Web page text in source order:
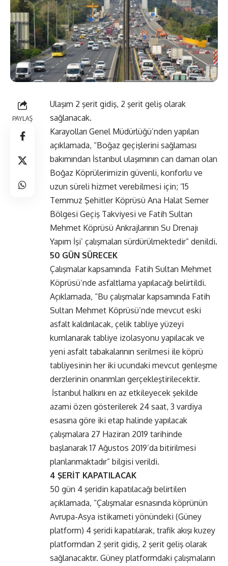
PAYLAŞ
Ulaşım 2 şerit gidiş, 2 şerit geliş olarak
sağlanacak.
Karayolları Genel Müdürlüğü’nden yapılan
açıklamada, “Boğaz geçişlerini sağlaması
bakımından İstanbul ulaşımının can damarı olan
Boğaz Köprülerimizin güvenli, konforlu ve
uzun süreli hizmet verebilmesi için; ’15
Temmuz Şehitler Köprüsü Ana Halat Semer
Bölgesi Geçiş Takviyesi ve Fatih Sultan
Mehmet Köprüsü Ankrajlarının Su Drenajı
Yapım İşi’ çalışmaları sürdürülmektedir” denildi.
50 GÜN SÜRECEK
Çalışmalar kapsamında Fatih Sultan Mehmet
Köprüsü’nde asfaltlama yapılacağı belirtildi.
Açıklamada, “Bu çalışmalar kapsamında Fatih
Sultan Mehmet Köprüsü’nde mevcut eski
asfalt kaldırılacak, çelik tabliye yüzeyi
kumlanarak tabliye izolasyonu yapılacak ve
yeni asfalt tabakalarının serilmesi ile köprü
tabliyesinin her iki ucundaki mevcut genleşme
derzlerinin onarımları gerçekleştirilecektir.
İstanbul halkını en az etkileyecek şekilde
azami özen gösterilerek 24 saat, 3 vardiya
esasına göre iki etap halinde yapılacak
çalışmalara 27 Haziran 2019 tarihinde
başlanarak 17 Ağustos 2019’da bitirilmesi
planlanmaktadır” bilgisi verildi.
4 ŞERİT KAPATILACAK
50 gün 4 şeridin kapatılacağı belirtilen
açıklamada, “Çalışmalar esnasında köprünün
Avrupa-Asya istikameti yönündeki (Güney
platform) 4 şeridi kapatılarak, trafik akışı kuzey
platformdan 2 şerit gidiş, 2 şerit geliş olarak
sağlanacaktır. Güney platformdaki çalışmaların